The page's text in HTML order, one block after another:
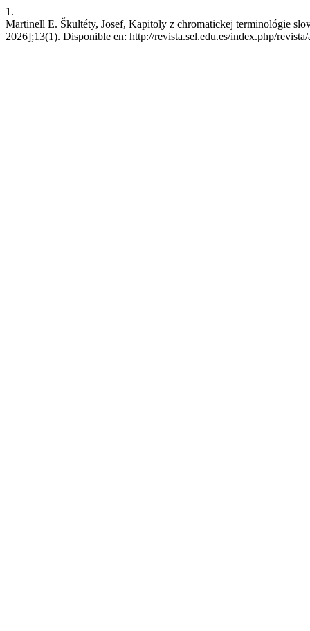
1.
Martinell E. Škultéty, Josef, Kapitoly z chromatickej terminológie
2026];13(1). Disponible en: http://revista.sel.edu.es/index.php/